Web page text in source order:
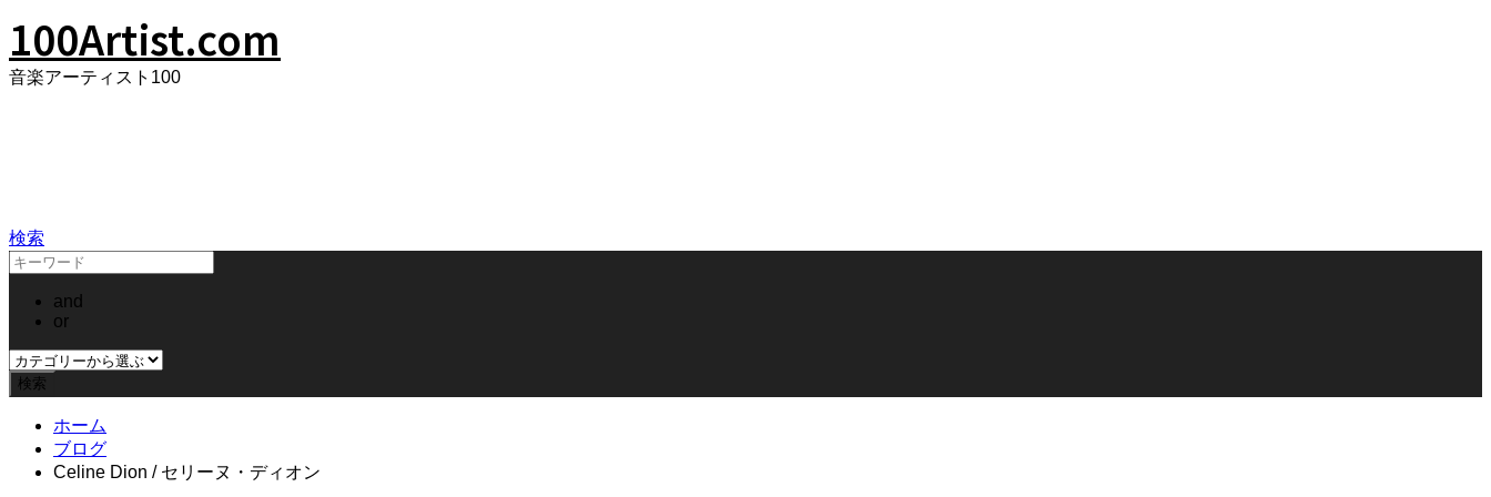
100Artist.com
音楽アーティスト100
検索
and
or
ホーム
ブログ
Celine Dion / セリーヌ・ディオン